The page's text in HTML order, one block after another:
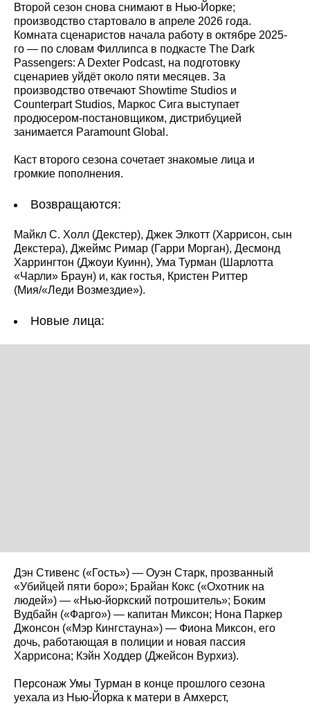
Второй сезон снова снимают в Нью-Йорке;
производство стартовало в апреле 2026 года.
Комната сценаристов начала работу в октябре 2025-
го — по словам Филлипса в подкасте The Dark
Passengers: A Dexter Podcast, на подготовку
сценариев уйдёт около пяти месяцев. За
производство отвечают Showtime Studios и
Counterpart Studios, Маркос Сига выступает
продюсером-постановщиком, дистрибуцией
занимается Paramount Global.
Каст второго сезона сочетает знакомые лица и
громкие пополнения.
Возвращаются:
Майкл С. Холл (Декстер), Джек Элкотт (Харрисон, сын
Декстера), Джеймс Римар (Гарри Морган), Десмонд
Харрингтон (Джоуи Куинн), Ума Турман (Шарлотта
«Чарли» Браун) и, как гостья, Кристен Риттер
(Мия/«Леди Возмездие»).
Новые лица:
Дэн Стивенс («Гость») — Оуэн Старк, прозванный
«Убийцей пяти боро»; Брайан Кокс («Охотник на
людей») — «Нью-йоркский потрошитель»; Боким
Вудбайн («Фарго») — капитан Миксон; Нона Паркер
Джонсон («Мэр Кингстауна») — Фиона Миксон, его
дочь, работающая в полиции и новая пассия
Харрисона; Кэйн Ходдер (Джейсон Вурхиз).
Персонаж Умы Турман в конце прошлого сезона
уехала из Нью-Йорка к матери в Амхерст,